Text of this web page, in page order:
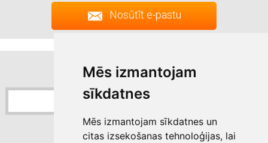
Mēs izmantojam
sīkdatnes
Mēs izmantojam sīkdatnes un
citas izsekošanas tehnoloģijas, lai
Nosūtīt e-pastu
Pierakstīties jaunumiem
Sixt jaunumu saņemšana
Pierakstīties